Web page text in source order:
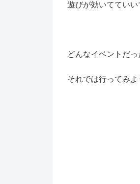
遊びが効いてていい
どんなイベントだ
それでは行ってみ